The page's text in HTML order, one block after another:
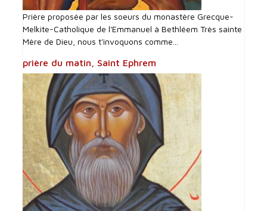
Prière proposée par les soeurs du monastère Grecque-
Melkite-Catholique de l'Emmanuel à Bethléem Très sainte
Mère de Dieu, nous t'invoquons comme...
prière du matin, Saint Ephrem